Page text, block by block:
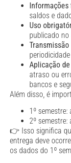
saldos e
Uso
publicado no
Aplicação
atraso ou
bancos e
Além disso, é
1º semestre:
2º semestre:
👉 Isso significa
entrega deve
os dados do 1º